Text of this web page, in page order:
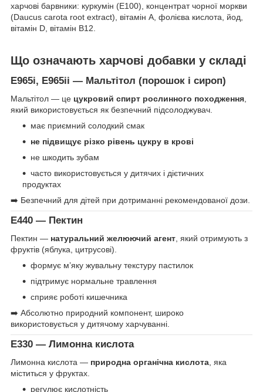
харчові барвники: куркумін (E100), концентрат чорної моркви
(Daucus carota root extract), вітамін A, фолієва кислота, йод,
вітамін D, вітамін B12.
Що означають харчові добавки у складі
E965i, E965ii — Мальтітол (порошок і сироп)
Мальтітол — це цукровий спирт рослинного походження,
який використовується як безпечний підсолоджувач.
має приємний солодкий смак
не підвищує різко рівень цукру в крові
не шкодить зубам
часто використовується у дитячих і дієтичних
продуктах
➡️ Безпечний для дітей при дотриманні рекомендованої дози.
E440 — Пектин
Пектин — натуральний желюючий агент , який отримують з
фруктів (яблука, цитрусові).
формує м’яку жувальну текстуру пастилок
підтримує нормальне травлення
сприяє роботі кишечника
➡️ Абсолютно природний компонент, широко
використовується у дитячому харчуванні.
E330 — Лимонна кислота
Лимонна кислота — природна органічна кислота , яка
міститься у фруктах.
регулює кислотність